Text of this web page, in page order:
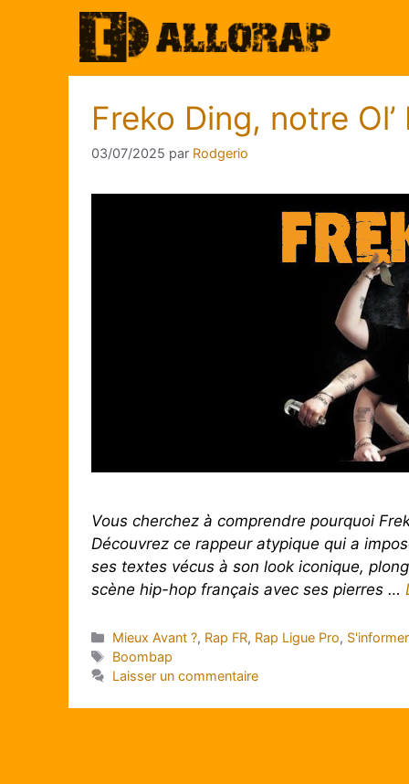
Freko Ding, notre
03/07/2025 par Rodgerio
Vous cherchez à comprendre pourquoi
Découvrez ce rappeur atypique qui a
ses textes vécus à son look iconique,
scène hip-hop français avec ses pierres …
Catégories
Mieux Avant ?, Rap FR, Rap Ligue Pro, S'informer
Étiquettes
Boombap
Laisser un commentaire